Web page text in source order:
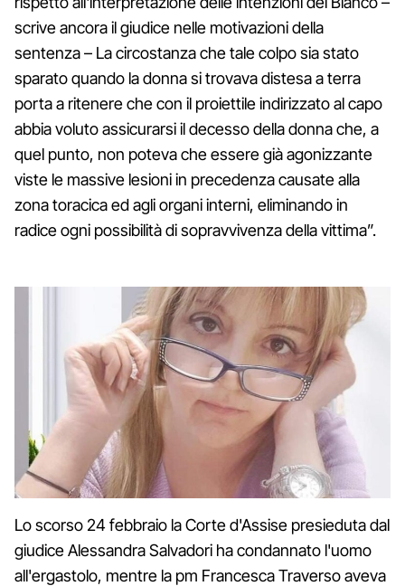
scrive ancora il giudice nelle motivazioni della
sentenza – La circostanza che tale colpo sia stato
sparato quando la donna si trovava distesa a terra
porta a ritenere che con il proiettile indirizzato al capo
abbia voluto assicurarsi il decesso della donna che, a
quel punto, non poteva che essere già agonizzante
viste le massive lesioni in precedenza causate alla
zona toracica ed agli organi interni, eliminando in
radice ogni possibilità di sopravvivenza della vittima”.
Lo scorso 24 febbraio la Corte d'Assise presieduta dal
giudice Alessandra Salvadori ha condannato l'uomo
all'ergastolo, mentre la pm Francesca Traverso aveva